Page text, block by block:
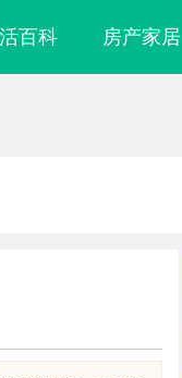
百科 房产家居